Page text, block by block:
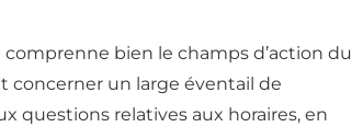
bien le champs d’action du
concerner un large éventail de
questions relatives aux horaires, en